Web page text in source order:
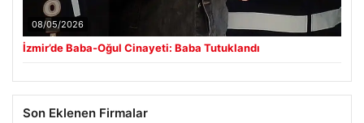
08/05/2026
İzmir’de Baba-Oğul Cinayeti: Baba Tutuklandı
Son Eklenen Firmalar